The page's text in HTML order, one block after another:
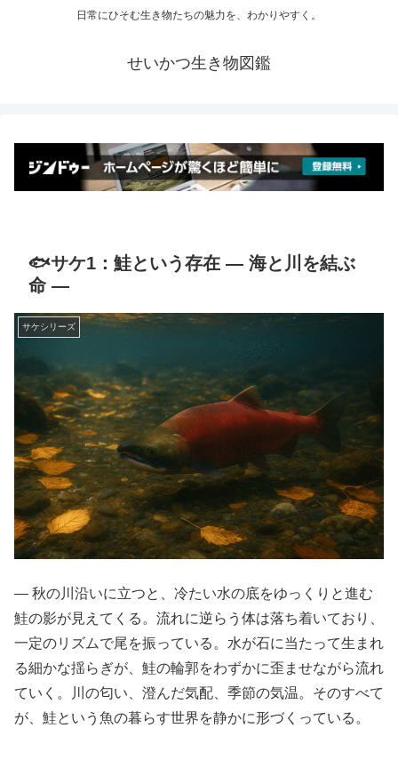
日常にひそむ生き物たちの魅力を、わかりやすく。
せいかつ生き物図鑑
🐟サケ1：鮭という存在 ― 海と川を結ぶ
命 ―
サケシリーズ
― 秋の川沿いに立つと、冷たい水の底をゆっくりと進む
鮭の影が見えてくる。流れに逆らう体は落ち着いており、
一定のリズムで尾を振っている。水が石に当たって生まれ
る細かな揺らぎが、鮭の輪郭をわずかに歪ませながら流れ
ていく。川の匂い、澄んだ気配、季節の気温。そのすべて
が、鮭という魚の暮らす世界を静かに形づくっている。